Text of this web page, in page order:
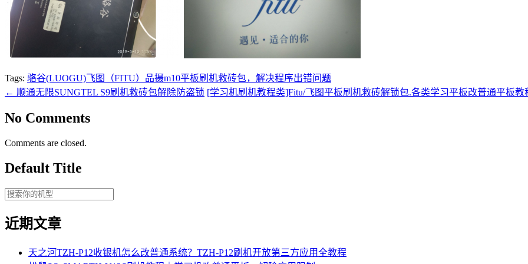
Tags: 骆谷(LUOGU)飞图（FITU）品摄m10平板刷机救砖包，解决程序出错问题
← 顺通无限SUNGTEL S9刷机救砖包解除防盗锁 [学习机刷机教程类]Fitu/飞图平板刷机救砖解锁包.各类学习平板改普通平板教
No Comments
Comments are closed.
Default Title
近期文章
天之河TZH-P12收银机怎么改普通系统？TZH-P12刷机开放第三方应用全教程